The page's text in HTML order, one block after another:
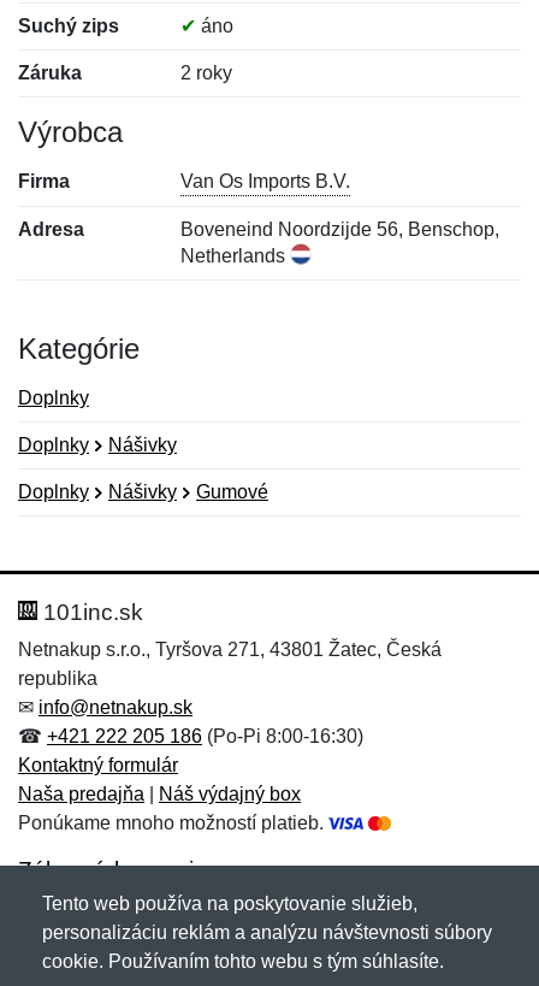
Suchý zips ✔ áno
Záruka 2 roky
Výrobca
Firma Van Os Imports B.V.
Adresa
Boveneind Noordzijde 56, Benschop,
Netherlands
Kategórie
Doplnky
Doplnky Nášivky
Doplnky Nášivky Gumové
Hodnotenie:
Meno:*
E-mail:
Správa*
Meno:
E-mail:*
Správa*
101inc.sk
Netnakup s.r.o., Tyršova 271, 43801 Žatec, Česká
republika
✉ info@netnakup.sk
☎ +421 222 205 186 (Po-Pi 8:00-16:30)
Kontaktný formulár
Naša predajňa
Náš výdajný box
Ponúkame mnoho možností platieb.
Zákaznícky servis
Novinky emailom
Tento web používa na poskytovanie služieb,
personalizáciu reklám a analýzu návštevnosti súbory
cookie. Používaním tohto webu s tým súhlasíte.